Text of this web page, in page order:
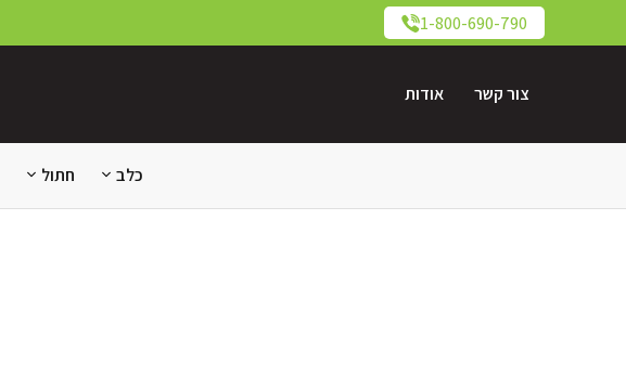
1-800-690-790
צור קשר אודות
כלב חתול